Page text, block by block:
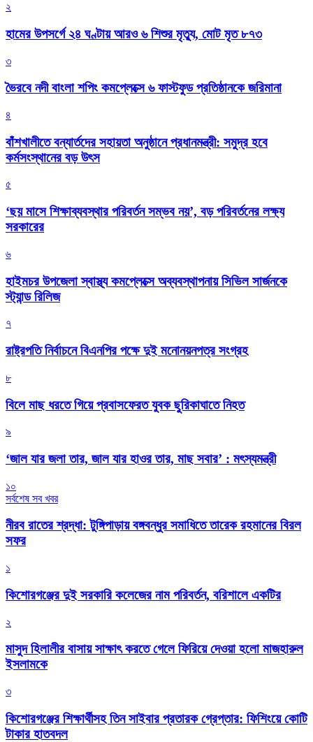
২
হামের উপসর্গে ২৪ ঘণ্টায় আরও ৬ শিশুর মৃত্যু, মোট মৃত ৮৭৩
৩
ভৈরবে নদী বাংলা শপিং কমপ্লেক্সে ৬ ফাস্টফুড প্রতিষ্ঠানকে জরিমানা
৪
বাঁশখালীতে বন্যার্তদের সহায়তা অনুষ্ঠানে প্রধানমন্ত্রী: সমুদ্র হবে
কর্মসংস্থানের বড় উৎস
৫
‘ছয় মাসে শিক্ষাব্যবস্থার পরিবর্তন সম্ভব নয়’, বড় পরিবর্তনের লক্ষ্য
সরকারের
৬
হাইমচর উপজেলা স্বাস্থ্য কমপ্লেক্সে অব্যবস্থাপনায় সিভিল সার্জনকে
স্ট্যান্ড রিলিজ
৭
রাষ্ট্রপতি নির্বাচনে বিএনপির পক্ষে দুই মনোনয়নপত্র সংগ্রহ
৮
বিলে মাছ ধরতে গিয়ে প্রবাসফেরত যুবক ছুরিকাঘাতে নিহত
৯
‘জাল যার জলা তার, জাল যার হাওর তার, মাছ সবার’ : মৎস্যমন্ত্রী
১০
সর্বশেষ সব খবর
নীরব রাতের শ্রদ্ধা: টুঙ্গিপাড়ায় বঙ্গবন্ধুর সমাধিতে তারেক রহমানের বিরল
সফর
১
কিশোরগঞ্জের দুই সরকারি কলেজের নাম পরিবর্তন, বরিশালে একটির
২
মাসুদ হিলালীর বাসায় সাক্ষাৎ করতে গেলে ফিরিয়ে দেওয়া হলো মাজহারুল
ইসলামকে
৩
কিশোরগঞ্জের শিক্ষার্থীসহ তিন সাইবার প্রতারক গ্রেপ্তার: ফিশিংয়ে কোটি
টাকার হাতবদল